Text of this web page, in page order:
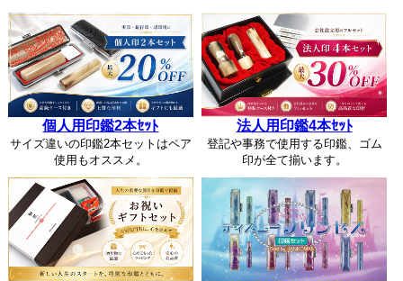
個人用印鑑2本ｾｯﾄ
サイズ違いの印鑑2本セットはペア
使用もオススメ。
法人用印鑑4本ｾｯﾄ
登記や事務で使用する印鑑、ゴム
印が全て揃います。